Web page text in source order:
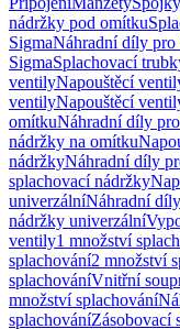
nádržky pod omítku
SigmaNáhradní díly pro
SigmaSplachovací
ventilyNapouštěcí
ventilyNapouštěcí
omítkuNáhradní díly
nádržky na omítku
nádržkyNáhradní díly
splachovací nádržky
univerzálníNáhradní
nádržky univerzální
ventily1 množství
splachování2 množství
splachováníVnitřní
množství splachování
splachováníZásobovací